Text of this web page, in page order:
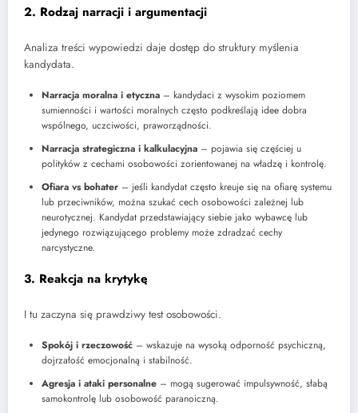
2. Rodzaj narracji i argumentacji
Analiza treści wypowiedzi daje dostęp do struktury myślenia
kandydata.
Narracja moralna i etyczna – kandydaci z wysokim poziomem
sumienności i wartości moralnych często podkreślają idee dobra
wspólnego, uczciwości, praworządności.
Narracja strategiczna i kalkulacyjna – pojawia się częściej u
polityków z cechami osobowości zorientowanej na władzę i kontrolę.
Ofiara vs bohater – jeśli kandydat często kreuje się na ofiarę systemu
lub przeciwników, można szukać cech osobowości zależnej lub
neurotycznej. Kandydat przedstawiający siebie jako wybawcę lub
jedynego rozwiązującego problemy może zdradzać cechy
narcystyczne.
3. Reakcja na krytykę
I tu zaczyna się prawdziwy test osobowości.
Spokój i rzeczowość – wskazuje na wysoką odporność psychiczną,
dojrzałość emocjonalną i stabilność.
Agresja i ataki personalne – mogą sugerować impulsywność, słabą
samokontrolę lub osobowość paranoiczną.